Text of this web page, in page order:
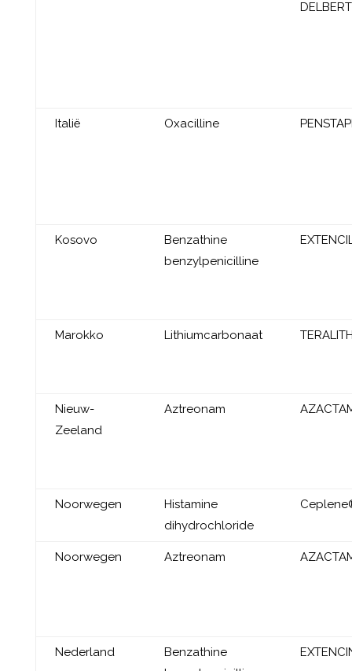
Italië Oxacilline
Kosovo
Benzathine
benzylpenicilline
Marokko Lithiumcarbonaat
Nieuw-
Zeeland
Aztreonam
Noorwegen
Histamine
dihydrochloride
Noorwegen Aztreonam
Nederland
Benzathine